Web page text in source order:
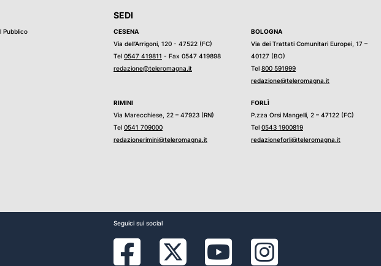
Pubblico
SEDI
CESENA
Via dell’Arrigoni, 120 - 47522 (FC)
Tel 0547 419811 - Fax 0547 419898
redazione@teleromagna.it
BOLOGNA
Via dei Trattati Comunitari Europei, 17 –
40127 (BO)
Tel 800 591999
redazione@teleromagna.it
RIMINI
Via Marecchiese, 22 – 47923 (RN)
Tel 0541 709000
redazionerimini@teleromagna.it
FORLÌ
P.zza Orsi Mangelli, 2 – 47122 (FC)
Tel 0543 1900819
redazioneforli@teleromagna.it
Seguici sui social